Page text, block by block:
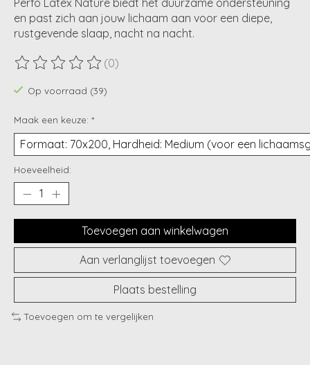
en past zich aan jouw lichaam aan voor een diepe,
rustgevende slaap, nacht na nacht.
De beoordeling van dit product is
(0)
Op voorraad (39)
Maak een keuze: *
Hoeveelheid:
Toevoegen aan winkelwagen
Aan verlanglijst toevoegen
Plaats bestelling
Toevoegen om te vergelijken